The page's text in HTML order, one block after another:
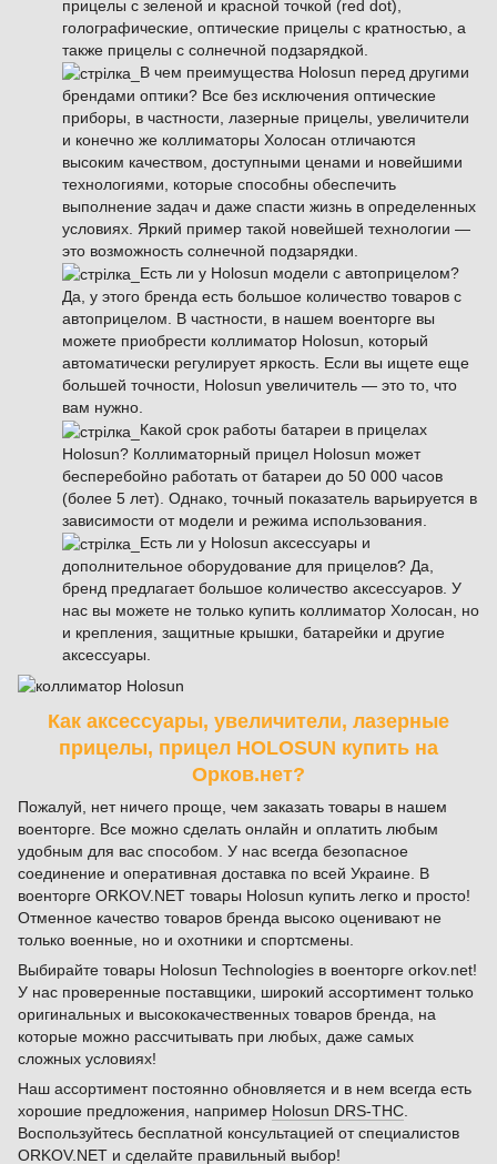
прицелы с зеленой и красной точкой (red dot),
голографические, оптические прицелы с кратностью, а
также прицелы с солнечной подзарядкой.
В чем преимущества Holosun перед другими
брендами оптики? Все без исключения оптические
приборы, в частности, лазерные прицелы, увеличители
и конечно же коллиматоры Холосан отличаются
высоким качеством, доступными ценами и новейшими
технологиями, которые способны обеспечить
выполнение задач и даже спасти жизнь в определенных
условиях. Яркий пример такой новейшей технологии —
это возможность солнечной подзарядки.
Есть ли у Holosun модели с автоприцелом?
Да, у этого бренда есть большое количество товаров с
автоприцелом. В частности, в нашем военторге вы
можете приобрести коллиматор Holosun, который
автоматически регулирует яркость. Если вы ищете еще
большей точности, Holosun увеличитель — это то, что
вам нужно.
Какой срок работы батареи в прицелах
Holosun? Коллиматорный прицел Holosun может
бесперебойно работать от батареи до 50 000 часов
(более 5 лет). Однако, точный показатель варьируется в
зависимости от модели и режима использования.
Есть ли у Holosun аксессуары и
дополнительное оборудование для прицелов? Да,
бренд предлагает большое количество аксессуаров. У
нас вы можете не только купить коллиматор Холосан, но
и крепления, защитные крышки, батарейки и другие
аксессуары.
Как аксессуары, увеличители, лазерные
прицелы, прицел HOLOSUN купить на
Орков.нет?
Пожалуй, нет ничего проще, чем заказать товары в нашем
военторге. Все можно сделать онлайн и оплатить любым
удобным для вас способом. У нас всегда безопасное
соединение и оперативная доставка по всей Украине. В
военторге ORKOV.NET товары Holosun купить легко и просто!
Отменное качество товаров бренда высоко оценивают не
только военные, но и охотники и спортсмены.
Выбирайте товары Holosun Technologies в военторге orkov.net!
У нас проверенные поставщики, широкий ассортимент только
оригинальных и высококачественных товаров бренда, на
которые можно рассчитывать при любых, даже самых
сложных условиях!
Наш ассортимент постоянно обновляется и в нем всегда есть
хорошие предложения, например Holosun DRS-THС
Воспользуйтесь бесплатной консультацией от специалистов
ORKOV.NET и сделайте правильный выбор!